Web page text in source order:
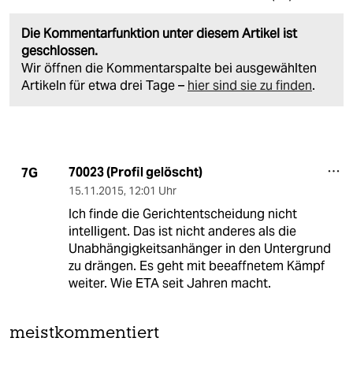
Die Kommentarfunktion unter diesem Artikel ist
geschlossen.
Wir öffnen die Kommentarspalte bei ausgewählten
Artikeln für etwa drei Tage – hier sind sie zu finden.
7G 70023 (Profil gelöscht)
15.11.2015, 12:01 Uhr
Ich finde die Gerichtentscheidung nicht
intelligent. Das ist nicht anderes als die
Unabhängigkeitsanhänger in den Untergrund
zu drängen. Es geht mit beeaffnetem Kämpf
weiter. Wie ETA seit Jahren macht.
meistkommentiert